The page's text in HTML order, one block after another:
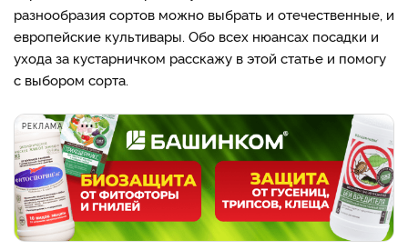
разнообразия сортов можно выбрать и отечественные, и
европейские культивары. Обо всех нюансах посадки и
ухода за кустарничком расскажу в этой статье и помогу
с выбором сорта.
РЕКЛАМА